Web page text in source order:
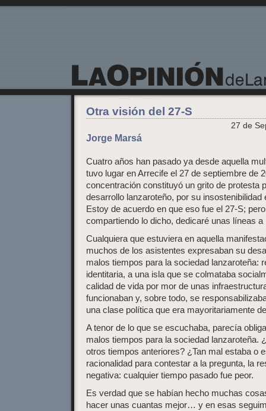
Otra visión del 27-S
27 de
Jorge Marsá
Cuatro años han pasado ya desde aquella
tuvo lugar en Arrecife el 27 de septiembre de
concentración constituyó un grito de protesta
desarrollo lanzaroteño, por su
Estoy de acuerdo en que eso fue el 27-S;
compartiendo lo dicho, dedicaré unas líneas
Cualquiera que estuviera en aquella
muchos de los asistentes expresaban su
malos tiempos para la sociedad lanzaroteña:
identitaria, a una isla que se colmataba
calidad de vida por mor de unas
funcionaban y, sobre todo, se
una clase política que era mayoritariamente
A tenor de lo que se escuchaba, parecía
malos tiempos para la sociedad lanzaroteña.
otros tiempos anteriores? ¿Tan mal estaba o
racionalidad para contestar a la pregunta, la
negativa: cualquier tiempo pasado fue peor.
Es verdad que se habían hecho muchas
hacer unas cuantas mejor… y en esas